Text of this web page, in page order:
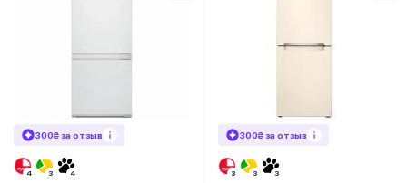
300₴ за отзыв 300₴ за отзыв